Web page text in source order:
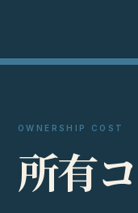
OWNERSHIP COST
所有コ